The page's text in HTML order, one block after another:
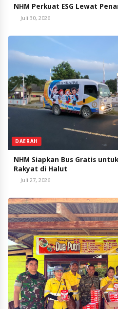
NHM Perkuat ESG Lewat
Juli 30, 2026
DAERAH
NHM Siapkan Bus Gratis
Rakyat di Halut
Juli 27, 2026